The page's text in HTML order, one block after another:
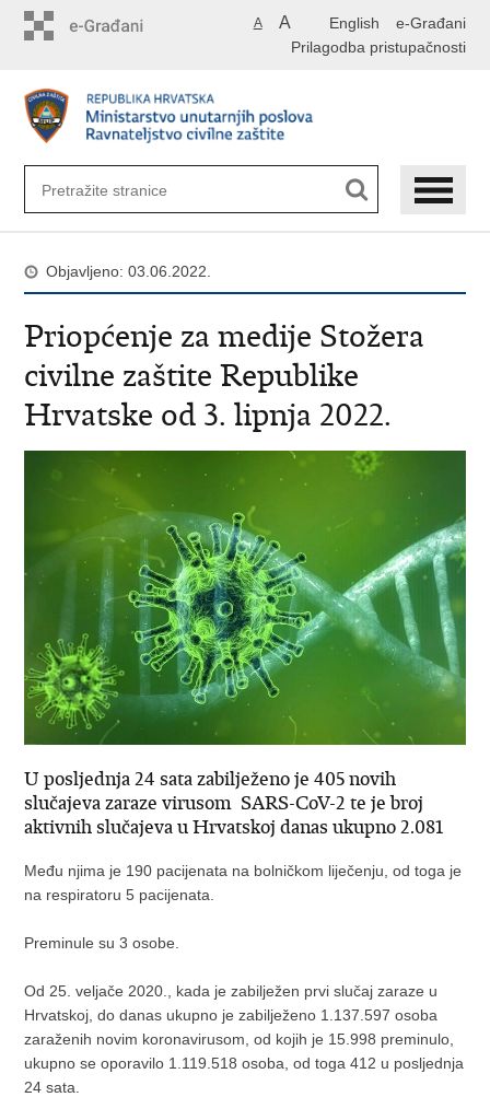
English e-Građani
A A
Prilagodba pristupačnosti
Objavljeno: 03.06.2022.
Priopćenje za medije Stožera
civilne zaštite Republike
Hrvatske od 3. lipnja 2022.
U posljednja 24 sata zabilježeno je 405 novih
slučajeva zaraze virusom SARS-CoV-2 te je broj
aktivnih slučajeva u Hrvatskoj danas ukupno 2.081
Među njima je 190 pacijenata na bolničkom liječenju, od toga je
na respiratoru 5 pacijenata.
Preminule su 3 osobe.
Od 25. veljače 2020., kada je zabilježen prvi slučaj zaraze u
Hrvatskoj, do danas ukupno je zabilježeno 1.137.597 osoba
zaraženih novim koronavirusom, od kojih je 15.998 preminulo,
ukupno se oporavilo 1.119.518 osoba, od toga 412 u posljednja
24 sata.